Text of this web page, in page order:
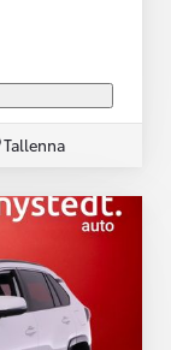
Tallenna